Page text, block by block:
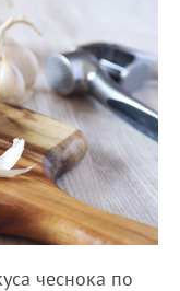
чеснока по